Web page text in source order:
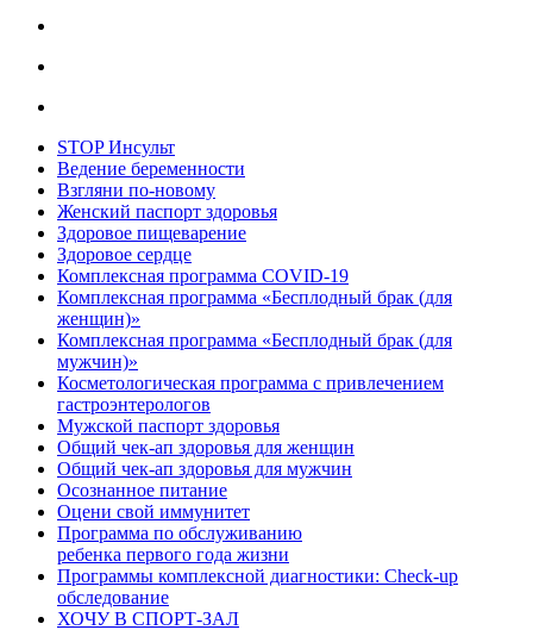
STOP Инсульт
Ведение беременности
Взгляни по-новому
Женский паспорт здоровья
Здоровое пищеварение
Здоровое сердце
Комплексная программа COVID-19
Комплексная программа «Бесплодный брак (для
женщин)»
Комплексная программа «Бесплодный брак (для
мужчин)»
Косметологическая программа с привлечением
гастроэнтерологов
Мужской паспорт здоровья
Общий чек-ап здоровья для женщин
Общий чек-ап здоровья для мужчин
Осознанное питание
Оцени свой иммунитет
Программа по обслуживанию
ребенка первого года жизни
Программы комплексной диагностики: Check-up
обследование
ХОЧУ В CПОРТ-ЗАЛ